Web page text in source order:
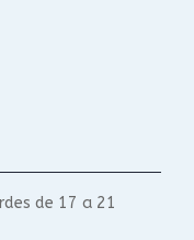
de 17 a 21